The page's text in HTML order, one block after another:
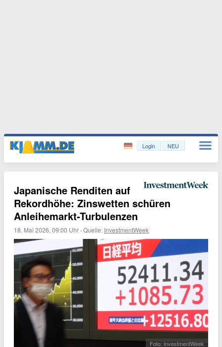
Login NEU
Japanische Renditen auf
Rekordhöhe: Zinswetten schüren
Anleihemarkt-Turbulenzen
18. Mai 2026, 09:00 Uhr ·Quelle: InvestmentWeek
Foto: InvestmentWeek